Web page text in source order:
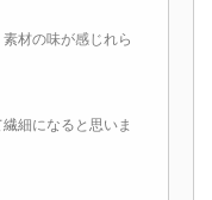
材の味が感じれら
細になると思いま